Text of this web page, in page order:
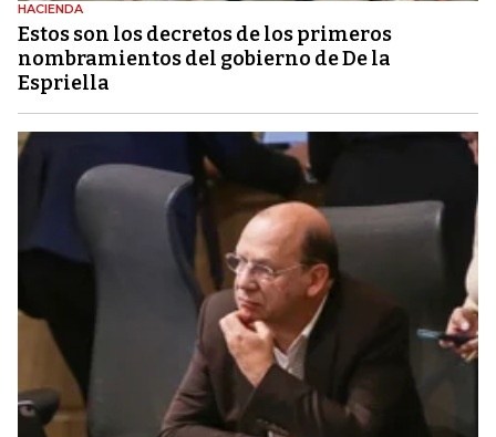
HACIENDA
Estos son los decretos de los primeros
nombramientos del gobierno de De la
Espriella